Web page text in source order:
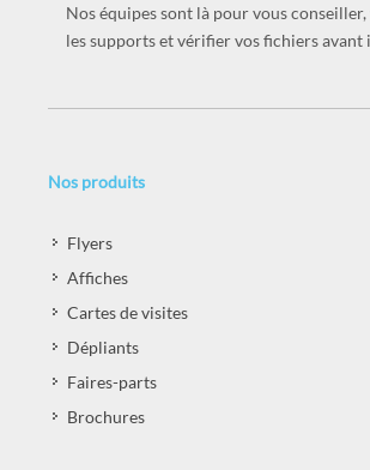
Nos équipes sont là pour vous
les supports et vérifier vos fichiers avant
Nos produits
Flyers
Affiches
Cartes de visites
Dépliants
Faires-parts
Brochures